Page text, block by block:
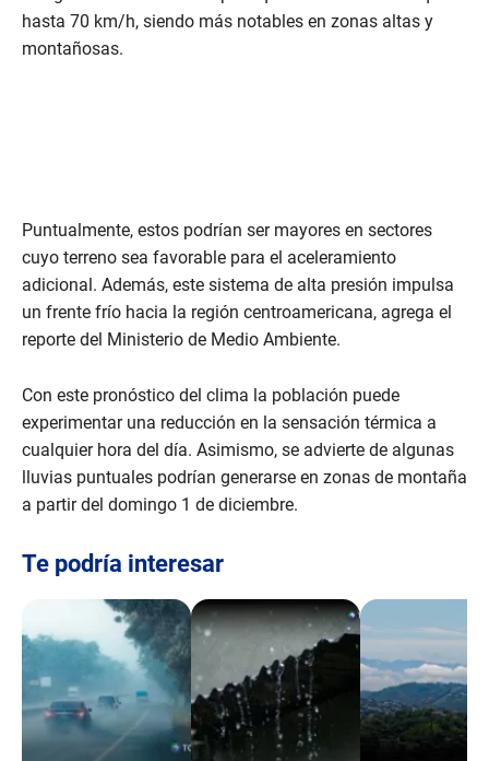
hasta 70 km/h, siendo más notables en zonas altas y
montañosas.
Puntualmente, estos podrían ser mayores en sectores
cuyo terreno sea favorable para el aceleramiento
adicional. Además, este sistema de alta presión impulsa
un frente frío hacia la región centroamericana, agrega el
reporte del Ministerio de Medio Ambiente.
Con este pronóstico del clima la población puede
experimentar una reducción en la sensación térmica a
cualquier hora del día. Asimismo, se advierte de algunas
lluvias puntuales podrían generarse en zonas de montaña
a partir del domingo 1 de diciembre.
Te podría interesar